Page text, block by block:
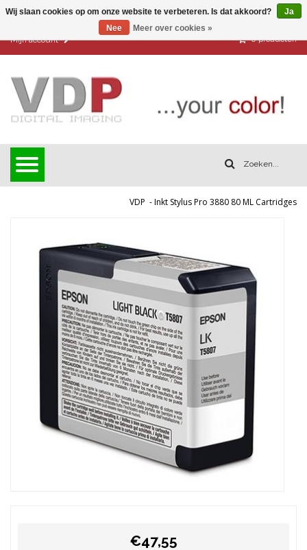
Mijn account 0 producten
VDP -Inkt Stylus Pro 3880 80 ML Cartridges
€47,55
Wij slaan cookies op om onze website te verbeteren. Is dat akkoord?
Ja
Nee
Meer over cookies »